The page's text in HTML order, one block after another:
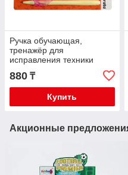
Ручка обучающая,
тренажёр для
исправления техники
письма "Дельфин"
1171290
880 ₸
Купить
Акционные